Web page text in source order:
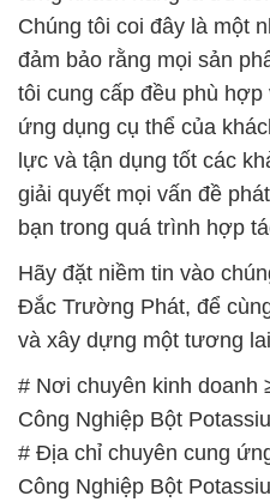
lực và tận dụng tốt các
giải quyết mọi vấn đề
bạn trong quá trình hợp
Hãy đặt niềm tin vào
Đắc Trường Phát, để
và xây dựng một tương
# Nơi chuyên kinh doanh
Công Nghiệp Bột
# Địa chỉ chuyên cung
Công Nghiệp Bột
# Công ty bán ε kinh
Bột Potassium Sunphat /
# Địa chỉ phân phối π
Nghiệp Bột Potassium